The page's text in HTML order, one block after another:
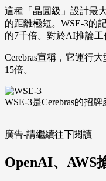
這種「晶圓級」設計最
的距離極短。WSE-3的
的7千倍。對於AI推論工
Cerebras宣稱，它運行
15倍。
WSE-3是Cerebras的招
廣告-請繼續往下閱讀
OpenAI、AWS